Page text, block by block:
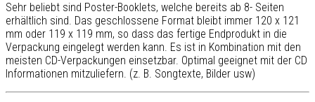
Sehr beliebt sind Poster-Booklets, welche bereits ab 8- Seiten
erhältlich sind. Das geschlossene Format bleibt immer 120 x 121
mm oder 119 x 119 mm, so dass das fertige Endprodukt in die
Verpackung eingelegt werden kann. Es ist in Kombination mit den
meisten CD-Verpackungen einsetzbar. Optimal geeignet mit der CD
Informationen mitzuliefern. (z. B. Songtexte, Bilder usw)